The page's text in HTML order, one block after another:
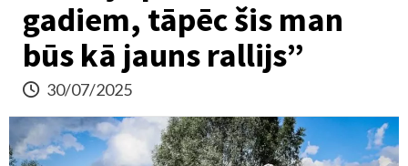
gadiem, tāpēc šis man
būs kā jauns rallijs”
30/07/2025